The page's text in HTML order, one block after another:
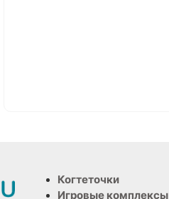
Когтеточки
Игровые комплексы